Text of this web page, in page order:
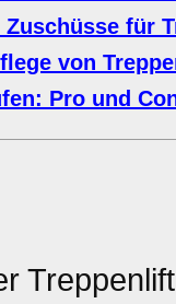
für
von
Pro und